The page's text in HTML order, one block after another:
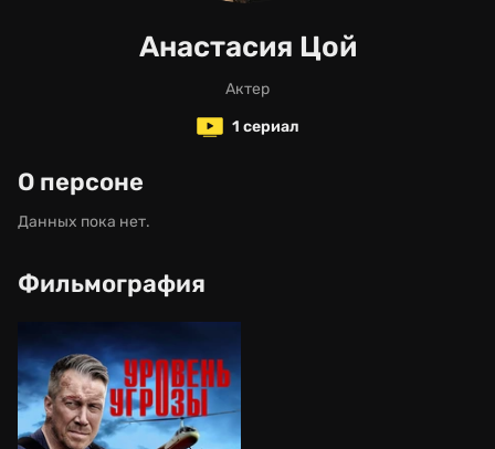
Анастасия Цой
актер
1 сериал
О персоне
Данных пока нет.
Фильмография